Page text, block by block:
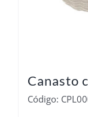
Canasto
Código: